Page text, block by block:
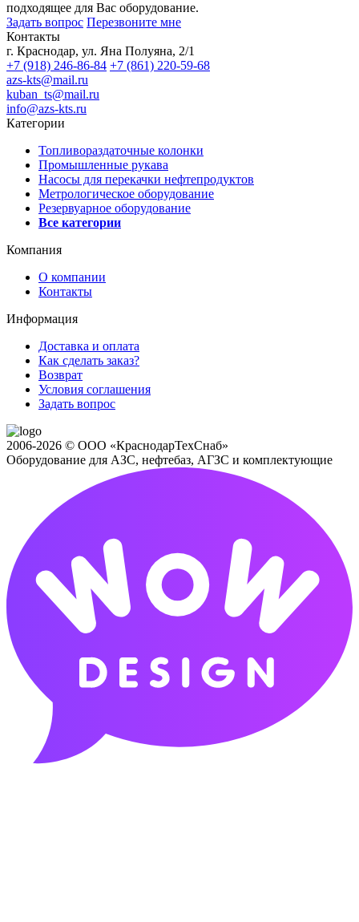
подходящее для Вас оборудование.
Задать вопрос Перезвоните мне
Контакты
г. Краснодар, ул. Яна Полуяна, 2/1
+7 (918) 246-86-84 +7 (861) 220-59-68
azs-kts@mail.ru
kuban_ts@mail.ru
info@azs-kts.ru
Категории
Топливораздаточные колонки
Промышленные рукава
Насосы для перекачки нефтепродуктов
Метрологическое оборудование
Резервуарное оборудование
Все категории
Компания
О компании
Контакты
Информация
Доставка и оплата
Как сделать заказ?
Возврат
Условия соглашения
Задать вопрос
2006-2026 © ООО «КраснодарТехСнаб»
Оборудование для АЗС, нефтебаз, АГЗС и комплектующие